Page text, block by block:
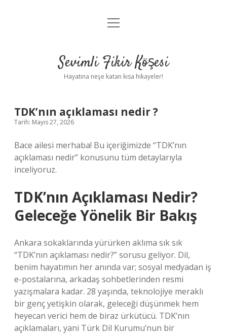
Anasayfa
Yasal Uyarı
menüyü
Sevimli Fikir Köşesi
Hayatına neşe katan kısa hikayeler!
TDK’nın açıklaması nedir ?
Tarih: Mayıs 27, 2026
Bace ailesi merhaba! Bu içeriğimizde “TDK’nın
açıklaması nedir” konusunu tüm detaylarıyla
inceliyoruz.
TDK’nın Açıklaması Nedir?
Geleceğe Yönelik Bir Bakış
Ankara sokaklarında yürürken aklıma sık sık
“TDK’nın açıklaması nedir?” sorusu geliyor. Dil,
benim hayatımın her anında var; sosyal medyadan iş
e-postalarına, arkadaş sohbetlerinden resmi
yazışmalara kadar. 28 yaşında, teknolojiye meraklı
bir genç yetişkin olarak, geleceği düşünmek hem
heyecan verici hem de biraz ürkütücü. TDK’nın
açıklamaları, yani Türk Dil Kurumu’nun bir